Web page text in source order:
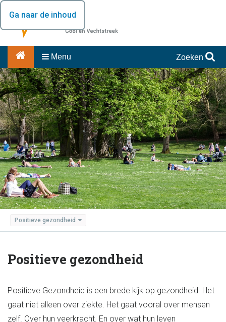
Ga naar de inhoud
Menu Zoeken
Positieve gezondheid
Positieve gezondheid
Positieve Gezondheid is een brede kijk op gezondheid. Het
gaat niet alleen over ziekte. Het gaat vooral over mensen
zelf. Over hun veerkracht. En over wat hun leven